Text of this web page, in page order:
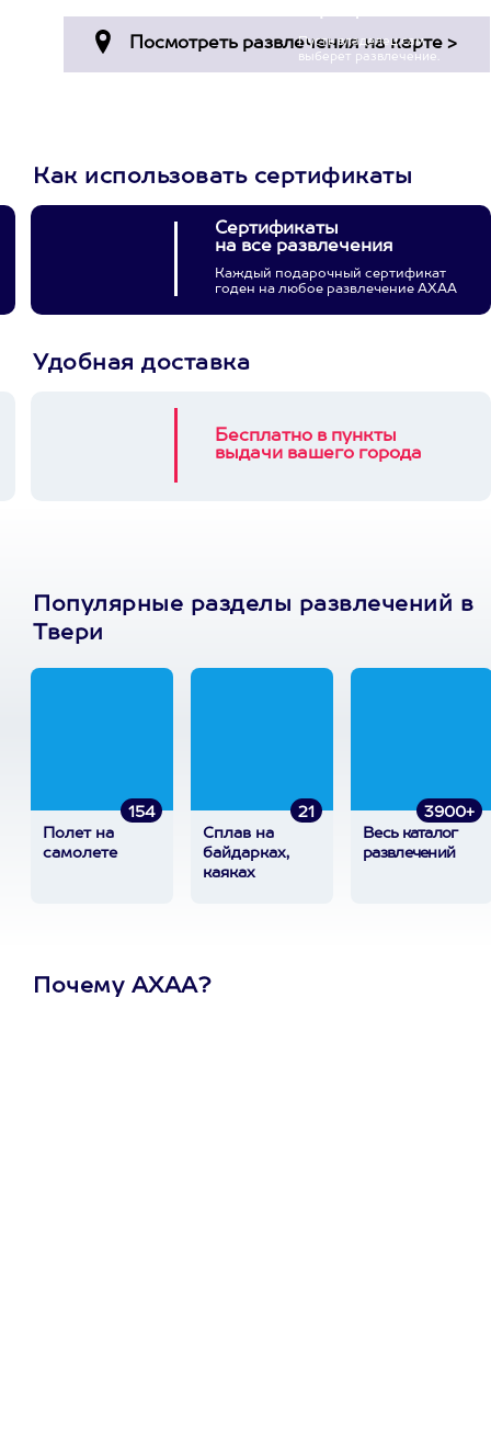
Пусть владелец сам
выберет развлечение.
Как использовать сертификаты
Сертификаты
на все развлечения
Каждый подарочный сертификат
годен на любое развлечение АХАА
Удобная доставка
Бесплатно в пункты
выдачи вашего города
Популярные разделы развлечений в
Твери
154
Полет на
самолете
21
Сплав на
байдарках,
каяках
3900+
Весь каталог
развлечений
Почему АХАА?